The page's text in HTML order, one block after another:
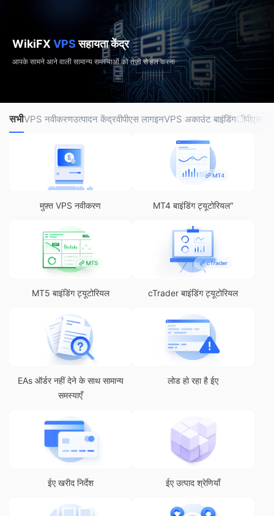
WikiFX VPSसहायता केंद्र
आपके सामने आने वाली सामान्य समस्याओं को तेज़ी से हल करना
सभीVPS नवीकरणउत्पादन केंद्रवीपीएस लागइनVPS अकाउंट बाइंडिंगीपीएस
मुफ़्त VPS नवीकरण MT4 बाइंडिंग ट्यूटोरियल"
MT5 बाइंडिंग ट्यूटोरियल cTrader बाइंडिंग ट्यूटोरियल
EAs ऑर्डर नहीं देने के साथ सामान्य
समस्याएँ
लोड हो रहा है ईए
ईए खरीद निर्देश ईए उत्पाद श्रेणियाँ